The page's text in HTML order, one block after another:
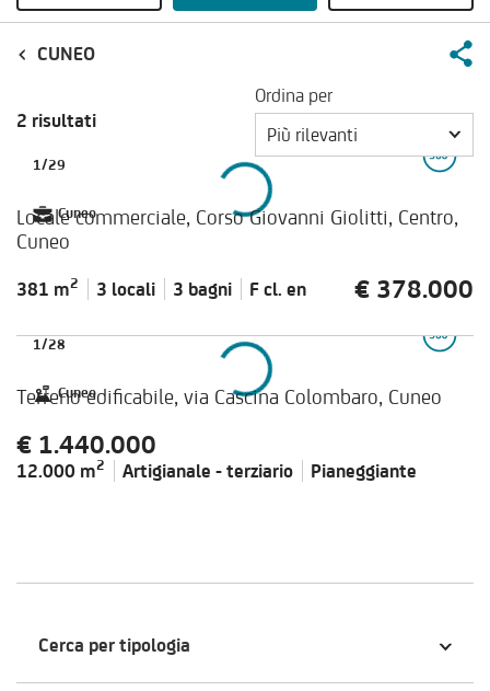
CUNEO
2 risultati
Ordina per
Più rilevanti
Cuneo
1/29
Locale commerciale, Corso Giovanni Giolitti, Centro,
Cuneo
381 m2 3 locali 3 bagni F cl. en € 378.000
Cuneo
1/28
Terreno edificabile, via Cascina Colombaro, Cuneo
12.000 m2 Artigianale - terziario Pianeggiante
€ 1.440.000
Cerca per tipologia